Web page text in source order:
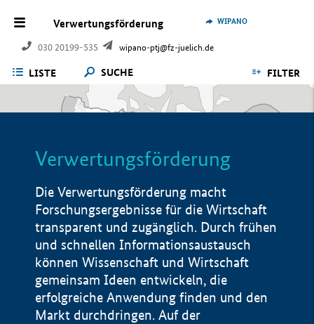
Verwertungsförderung
030 20199-535 wipano-ptj@fz-juelich.de
WIPANO
LISTE SUCHE FILTER
Verwertungsförderung
Die Verwertungsförderung macht
Forschungsergebnisse für die Wirtschaft
transparent und zugänglich. Durch frühen
und schnellen Informationsaustausch
können Wissenschaft und Wirtschaft
gemeinsam Ideen entwickeln, die
erfolgreiche Anwendung finden und den
Markt durchdringen. Auf der